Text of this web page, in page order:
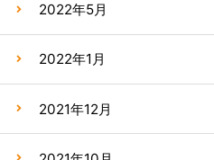
2022年5月
2022年1月
2021年12月